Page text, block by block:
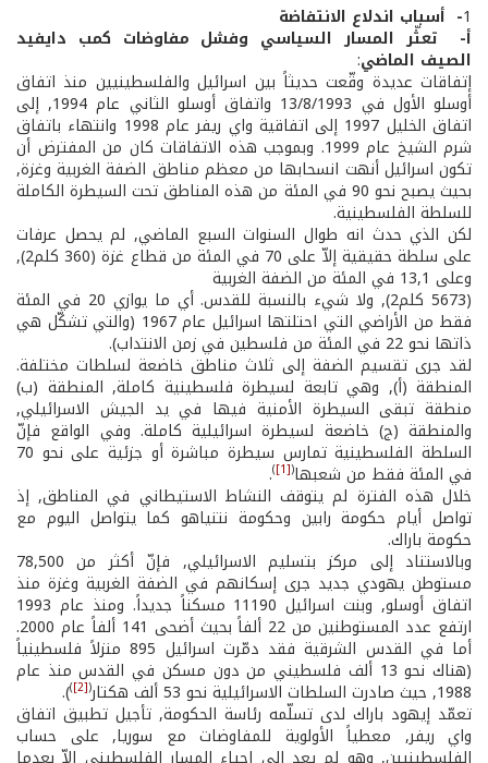
1- ­ أسباب اندلاع الانتفاضة
أ- ­ تعثّر المسار السياسي وفشل مفاوضات كمب دايفيد
الصيف الماضي:
إتفاقات عديدة وقّعت حديثاً بين اسرائيل والفلسطينيين منذ اتفاق
أوسلو الأول في 13/8/1993 واتفاق أوسلو الثاني عام 1994, إلى
اتفاق الخليل 1997 إلى اتفاقية واي ريفر عام 1998 وانتهاء باتفاق
شرم الشيخ عام 1999. وبموجب هذه الاتفاقات كان من المفترض أن
تكون اسرائيل أنهت انسحابها من معظم مناطق الضفة الغربية وغزة,
بحيث يصبح نحو 90 في المئة من هذه المناطق تحت السيطرة الكاملة
للسلطة الفلسطينية.
لكن الذي حدث انه طوال السنوات السبع الماضي, لم يحصل عرفات
على سلطة حقيقية إلاّ على 70 في المئة من قطاع غزة (360 كلم2),
وعلى 13,1 في المئة من الضفة الغربية
(5673 كلم2), ولا شيء بالنسبة للقدس. أي ما يوازي 20 في المئة
فقط من الأراضي التي احتلتها اسرائيل عام 1967 (والتي تشكّل هي
ذاتها نحو 22 في المئة من فلسطين في زمن الانتداب).
لقد جرى تقسيم الضفة إلى ثلاث مناطق خاضعة لسلطات مختلفة.
المنطقة (أ), وهي تابعة لسيطرة فلسطينية كاملة, المنطقة (ب)
منطقة تبقى السيطرة الأمنية فيها في يد الجيش الاسرائيلي,
والمنطقة (ج) خاضعة لسيطرة اسرائيلية كاملة. وفي الواقع فإنّ
السلطة الفلسطينية تمارس سيطرة مباشرة أو جزئية على نحو 70
في المئة فقط من شعبها(
[1]
)
.
خلال هذه الفترة لم يتوقف النشاط الاستيطاني في المناطق, إذ
تواصل أيام حكومة رابين وحكومة نتنياهو كما يتواصل اليوم مع
حكومة باراك.
وبالاستناد إلى مركز بتسليم الاسرائيلي, فإنّ أكثر من 78,500
مستوطن يهودي جديد جرى إسكانهم في الضفة الغربية وغزة منذ
اتفاق أوسلو, وبنت اسرائيل 11190 مسكناً جديداً. ومنذ عام 1993
ارتفع عدد المستوطنين من 22 ألفاً بحيث أضحى 141 ألفاً عام 2000.
أما في القدس الشرقية فقد دمّرت اسرائيل 895 منزلاً فلسطينياً
(هناك نحو 13 ألف فلسطيني من دون مسكن في القدس منذ عام
1988, حيث صادرت السلطات الاسرائيلية نحو 53 ألف هكتار (
[2]
)
).
تعمّد إيهود باراك لدى تسلّمه رئاسة الحكومة, تأجيل تطبيق اتفاق
واي ريفر, معطياً الأولوية للمفاوضات مع سوريا, على حساب